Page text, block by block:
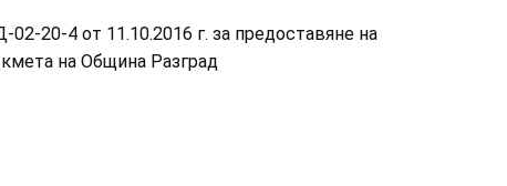
20-4 от 11.10.2016 г. за предоставяне на
на Община Разград